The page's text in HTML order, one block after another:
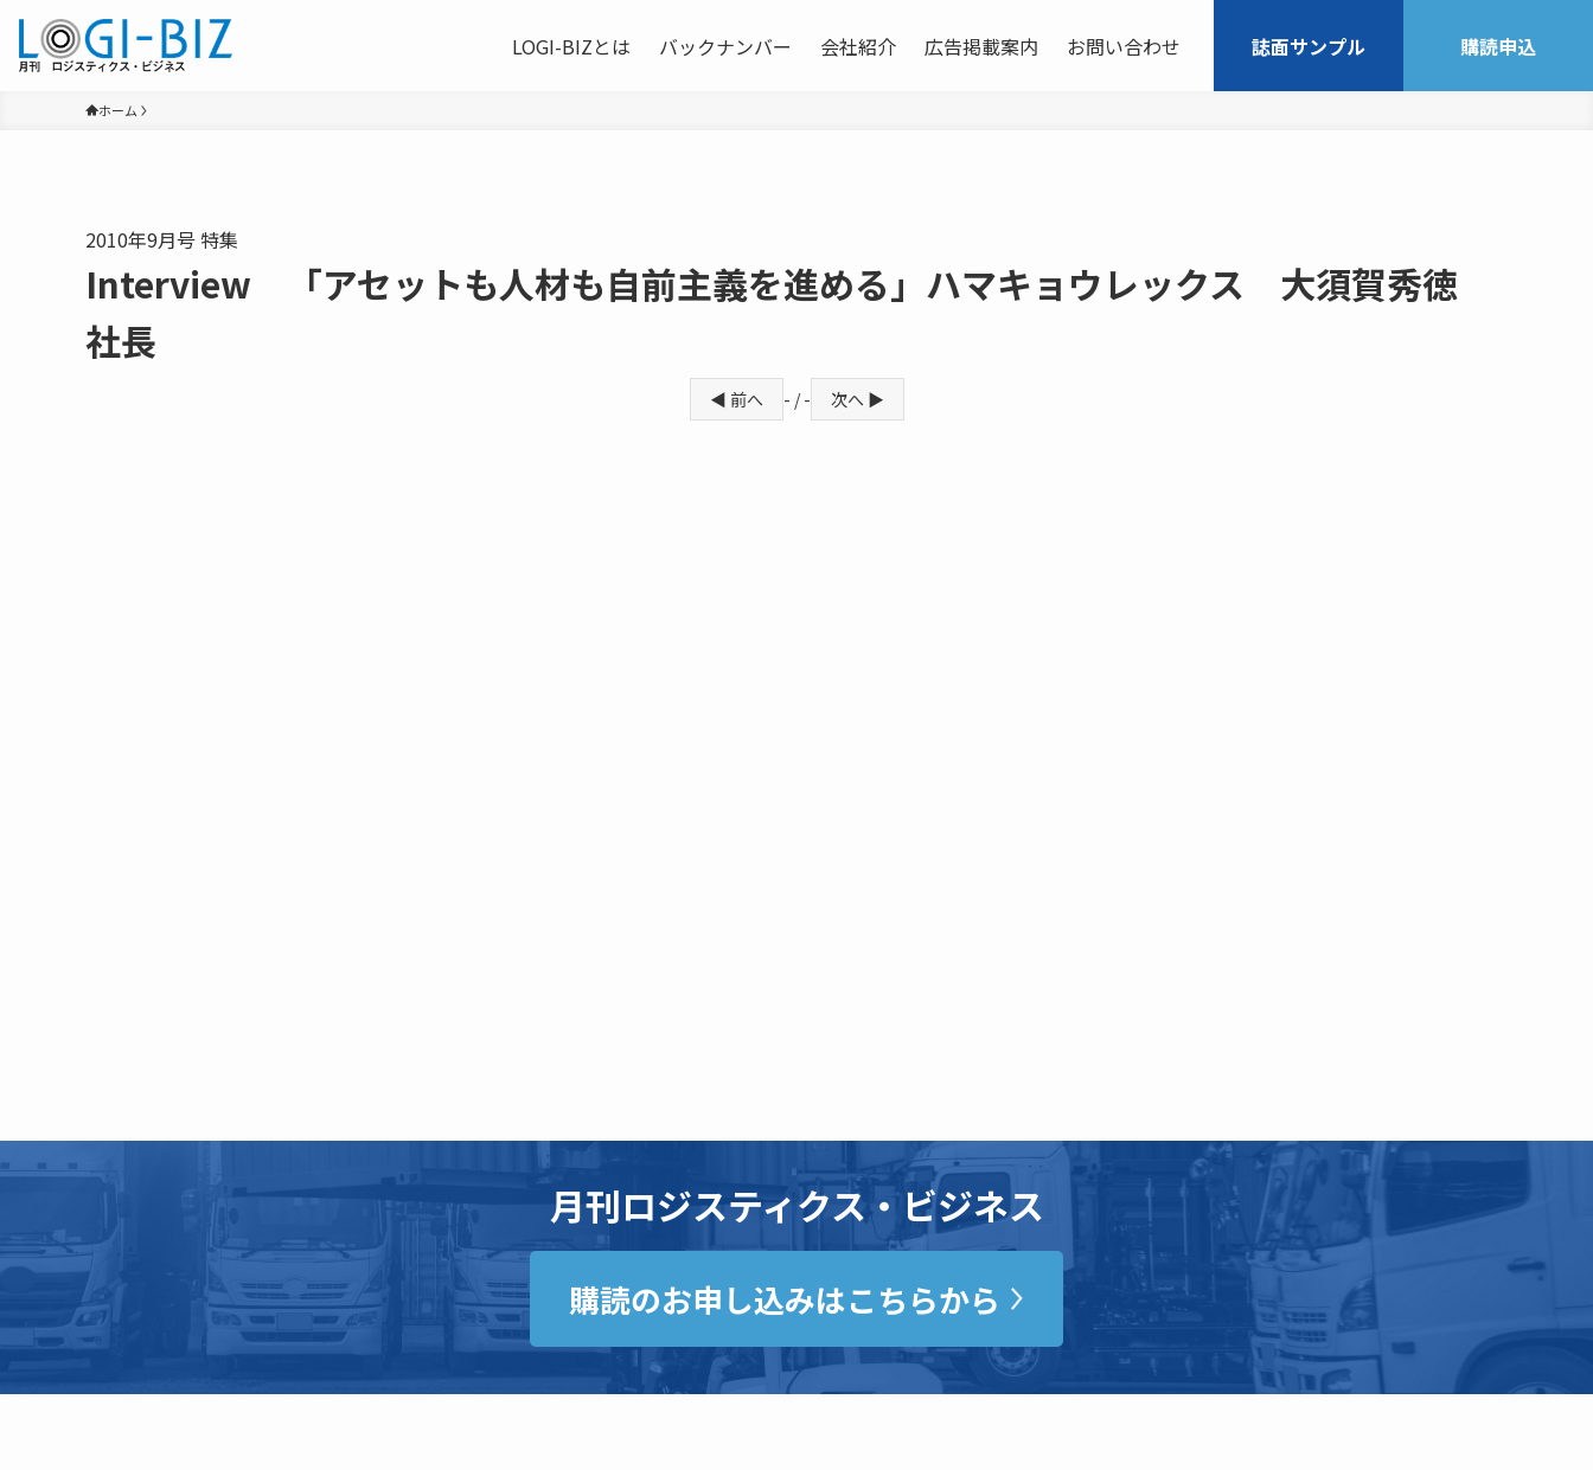
LOGI-BIZとは バックナンバー 会社紹介 広告掲載案内 お問い合わせ 誌面サンプル 購読申込
ホーム
2010年9月号 特集
Interview 「アセットも人材も自前主義を進める」ハマキョウレックス 大須賀秀徳
社長
◀ 前へ - / - 次へ ▶
月刊ロジスティクス・ビジネス
購読のお申し込みはこちらから